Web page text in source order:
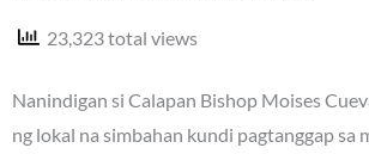
23,323 total views
Nanindigan si Calapan Bishop Moises
ng lokal na simbahan kundi pagtanggap